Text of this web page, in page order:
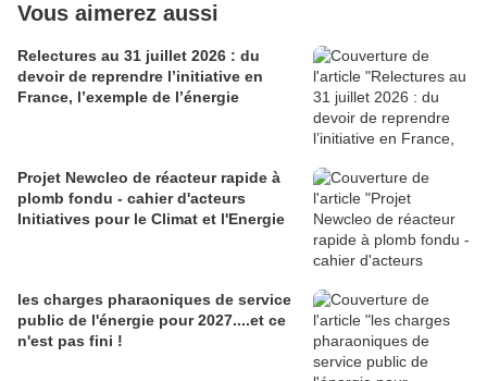
Vous aimerez aussi
Relectures au 31 juillet 2026 : du
devoir de reprendre l’initiative en
France, l’exemple de l’énergie
Projet Newcleo de réacteur rapide à
plomb fondu - cahier d'acteurs
Initiatives pour le Climat et l'Energie
les charges pharaoniques de service
public de l'énergie pour 2027....et ce
n'est pas fini !